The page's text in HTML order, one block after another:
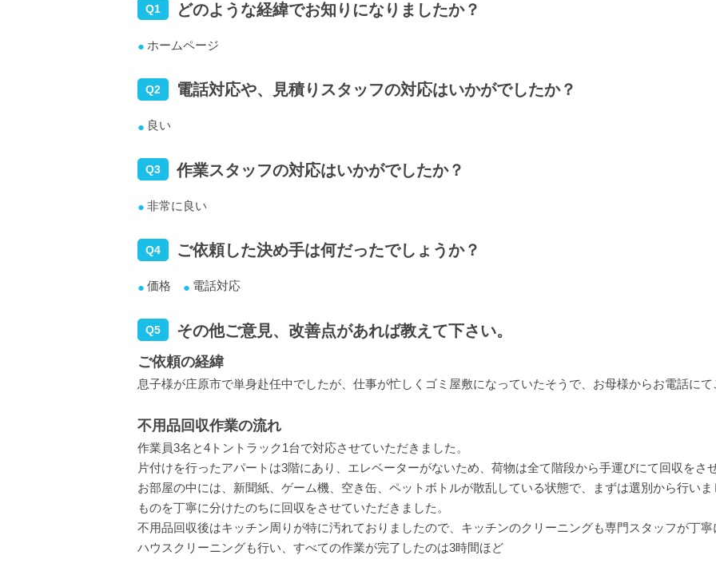
Q1 どのような経緯でお知りになりましたか？
ホームページ
Q2 電話対応や、見積りスタッフの対応はいかがでしたか？
良い
Q3 作業スタッフの対応はいかがでしたか？
非常に良い
Q4 ご依頼した決め手は何だったでしょうか？
価格 電話対応
Q5 その他ご意見、改善点があれば教えて下さい。
ご依頼の経緯
息子様が庄原市で単身赴任中でしたが、仕事が忙しくゴミ屋敷になっていたそうで、お母様からお電話に
不用品回収作業の流れ
作業員3名と4トントラック1台で対応させていただきました。
片付けを行ったアパートは3階にあり、エレベーターがないため、荷物は全て階段から手運びにて回収をさ
お部屋の中には、新聞紙、ゲーム機、空き缶、ペットボトルが散乱している状態で、まずは選別から行い
ものを丁寧に分けたのちに回収をさせていただきました。
不用品回収後はキッチン周りが特に汚れておりましたので、キッチンのクリーニングも専門スタッフが丁
ハウスクリーニングも行い、すべての作業が完了したのは3時間ほど